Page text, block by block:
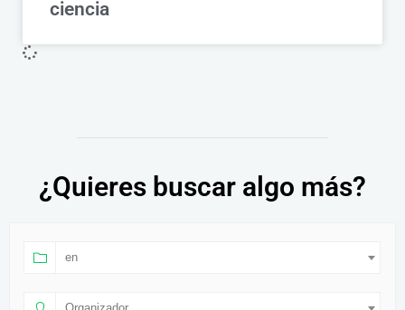
ciencia
¿Quieres buscar algo más?
en